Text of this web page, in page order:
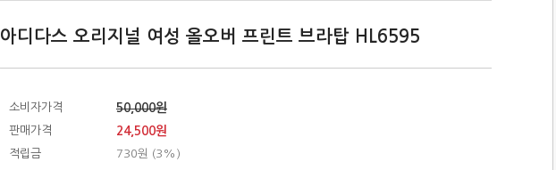
아디다스 오리지널 여성 올오버 프린트 브라탑 HL6595
소비자가격 50,000원
판매가격 24,500원
적립금
730원 (3%)